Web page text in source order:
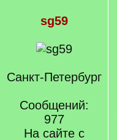
sg59
Санкт-Петербург
Сообщений:
977
На сайте с